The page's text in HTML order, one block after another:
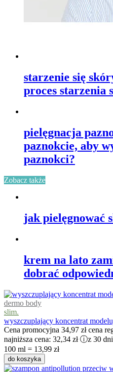
starzenie się
proces starzenia
pielęgnacja
paznokcie, aby
paznokci?
Zobacz także
jak pielęgnować
krem na lato
dobrać
dermo body
slim.
wyszczuplający koncentrat
Cena promocyjna 34,97 zł cena
najniższa cena: 32,34 zł ⓘz 30
100 ml = 13,99 zł
do koszyka